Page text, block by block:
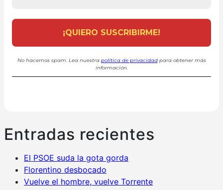
No hacemos spam. Lea nuestra política de privacidadpara obtener más
información.
Entradas recientes
El PSOE suda la gota gorda
Florentino desbocado
Vuelve el hombre, vuelve Torrente